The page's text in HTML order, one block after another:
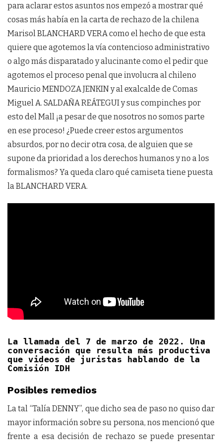
para aclarar estos asuntos nos empezó a mostrar qué
cosas más había en la carta de rechazo de la chilena
Marisol BLANCHARD VERA como el hecho de que esta
quiere que agotemos la vía contencioso administrativo
o algo más disparatado y alucinante como el pedir que
agotemos el proceso penal que involucra al chileno
Mauricio MENDOZA JENKIN y al exalcalde de Comas
Miguel A. SALDAÑA REÁTEGUI y sus compinches por
esto del Mall ¡a pesar de que nosotros no somos parte
en ese proceso! ¿Puede creer estos argumentos
absurdos, por no decir otra cosa, de alguien que se
supone da prioridad a los derechos humanos y no a los
formalismos? Ya queda claro qué camiseta tiene puesta
la BLANCHARD VERA.
La llamada del 7 de marzo de 2022. Una
conversación que resulta más productiva
que videos de juristas hablando de la
Comisión IDH
Posibles remedios
La tal “Talía DENNY”, que dicho sea de paso no quiso dar
mayor información sobre su persona, nos mencionó que
frente a esa decisión de rechazo se puede presentar